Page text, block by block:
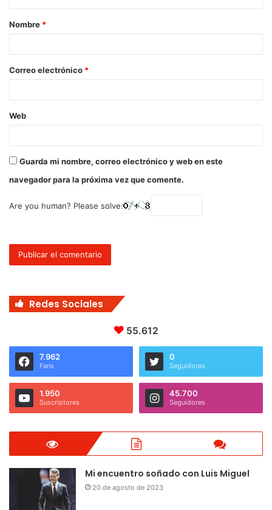
Nombre *
Correo electrónico *
Web
Guarda mi nombre, correo electrónico y web en este
navegador para la próxima vez que comente.
Are you human? Please solve:
Redes Sociales
55.612
7.962
Fans
0
Seguidores
1.950
Suscriptores
45.700
Seguidores
Mi encuentro soñado con Luis Miguel
20 de agosto de 2023